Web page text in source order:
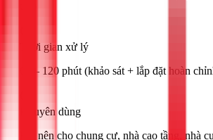
Thời gian xử lý
60 – 120 phút (khảo sát + lắp đặt hoàn
Khuyên dùng
Rất nên cho chung cư, nhà cao tầng, nhà